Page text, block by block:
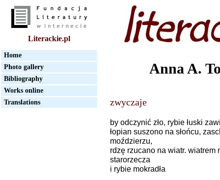
Literackie.pl
Home
Photo gallery
Bibliography
Works online
Translations
Anna A.
zwyczaje
by odczynić zło, rybie łuski
łopian suszono na słońcu,
moździerzu,
rdzę rzucano na wiatr. wiatrem
starorzecza
i rybie mokradła